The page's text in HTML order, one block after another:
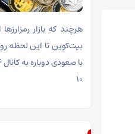
هرچند که بازار
بیت‌کوین تا این لحظه
با صعودی دوباره به کانال ۱۷۴ هزار تومان رسیده است.
۱۰